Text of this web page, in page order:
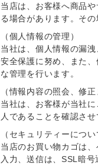
当店は、お客様へ商品
る場合があります。そ
（個人情報の管理）
当社は、個人情報の漏
安全保護に努め、また
な管理を行います。
（情報内容の照会、修正
当社は、お客様が当社
人であることを確認さ
（セキュリティーについ
当店のお買い物カゴは
入力、送信は、SSL暗